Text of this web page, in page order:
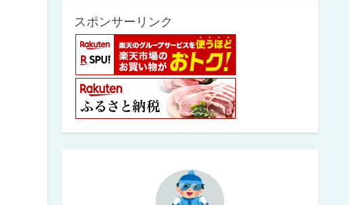
スポンサーリンク